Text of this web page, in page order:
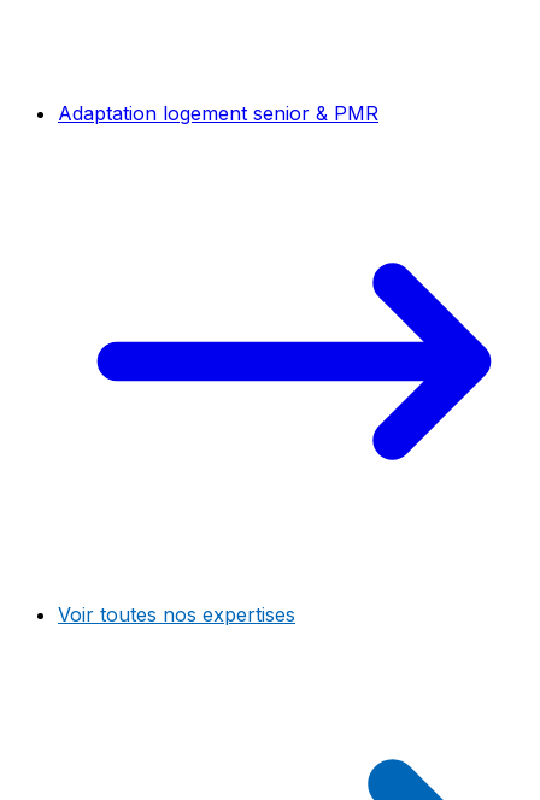
Adaptation logement senior & PMR
Voir toutes nos expertises